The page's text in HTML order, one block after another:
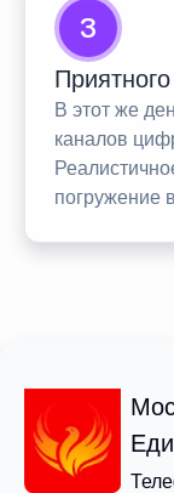
3
В этот же
каналов
погружение